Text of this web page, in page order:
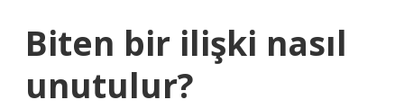
Biten bir ilişki nasıl
unutulur?